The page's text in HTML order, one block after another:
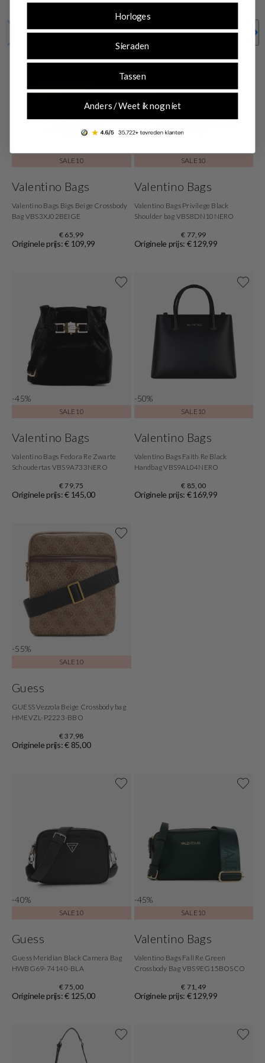
SALE10
Valentino Bags
Valentino Bags Bigs Beige Crossbody
Bag VBS3XJ02BEIGE
€ 65,99
Originele prijs: € 109,99
SALE10
Valentino Bags
Valentino Bags Privilege Black
Shoulder bag VBS8DN10NERO
€ 77,99
Originele prijs: € 129,99
-45%
SALE10
Valentino Bags
Valentino Bags Fedora Re Zwarte
Schoudertas VBS9A733NERO
€ 79,75
Originele prijs: € 145,00
-50%
SALE10
Valentino Bags
Valentino Bags Faith Re Black
Handbag VBS9AL04NERO
€ 85,00
Originele prijs: € 169,99
-55%
SALE10
Guess
GUESS Vezzola Beige Crossbody bag
HMEVZL-P2223-BBO
€ 37,98
Originele prijs: € 85,00
-40%
SALE10
Guess
Guess Meridian Black Camera Bag
HWBG69-74140-BLA
€ 75,00
Originele prijs: € 125,00
-45%
SALE10
Valentino Bags
Valentino Bags Fall Re Green
Crossbody Bag VBS9EG15BOSCO
€ 71,49
Originele prijs: € 129,99
Horloges
Sieraden
Tassen
Anders / Weet ik nog niet